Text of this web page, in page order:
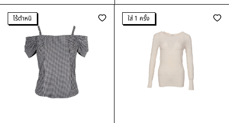
Rare
Items
กางเกง
กระโปรง
WINTER WE WISH?
PARTY ANIMAL
STREET SO ME
แบรนด์ยอดนิยม
Vanillin studio
Joobs studio
เสื้อเบลาซ์
เสื้อกล้าม/
แขนกุด/
สายเดี่ยว
เกาะอก
เสื้อเชิ้ต
กระโปรง
ยาวคลุม
ยาว
กระโปรง
มาใหม่
ราคาสูงไปต่ำ
ราคาต่ำไปสูง
ไร้ตำหนิ ใส่ 1 ครั้ง